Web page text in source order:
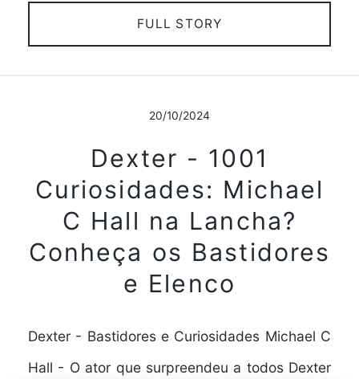
FULL STORY
20/10/2024
Dexter - 1001
Curiosidades: Michael
C Hall na Lancha?
Conheça os Bastidores
e Elenco
Dexter - Bastidores e Curiosidades Michael C
Hall - O ator que surpreendeu a todos Dexter